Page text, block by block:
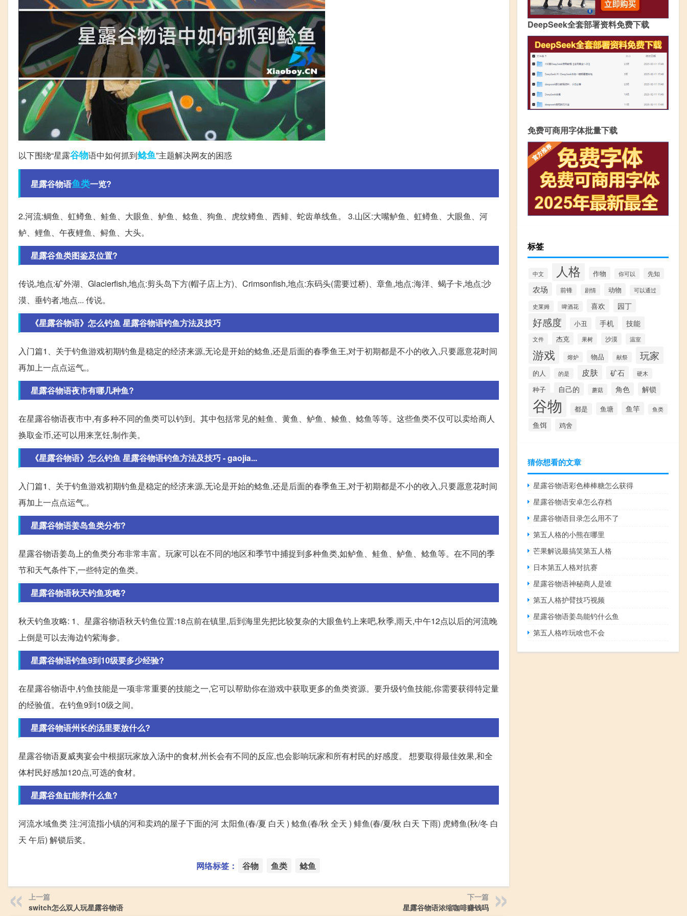
以下围绕“星露谷物语中如何抓到鲶鱼”主题解决网友的困惑
星露谷物语鱼类一览?
2.河流:鲷鱼、虹鳟鱼、鲑鱼、大眼鱼、鲈鱼、鲶鱼、狗鱼、虎纹鳟鱼、西鲱、蛇齿单线鱼。 3.山区:大嘴鲈鱼、虹鳟鱼、大眼鱼、河
鲈、鲤鱼、午夜鲤鱼、鲟鱼、大头。
星露谷鱼类图鉴及位置?
传说,地点:矿外湖、Glacierfish,地点:剪头岛下方(帽子店上方)、Crimsonfish,地点:东码头(需要过桥)、章鱼,地点:海洋、蝎子卡,地点:沙
漠、垂钓者,地点... 传说。
《星露谷物语》怎么钓鱼 星露谷物语钓鱼方法及技巧
入门篇1、关于钓鱼游戏初期钓鱼是稳定的经济来源,无论是开始的鲶鱼,还是后面的春季鱼王,对于初期都是不小的收入,只要愿意花时间
再加上一点点运气,。
星露谷物语夜市有哪几种鱼?
在星露谷物语夜市中,有多种不同的鱼类可以钓到。其中包括常见的鲑鱼、黄鱼、鲈鱼、鲮鱼、鲶鱼等等。这些鱼类不仅可以卖给商人
换取金币,还可以用来烹饪,制作美。
《星露谷物语》怎么钓鱼 星露谷物语钓鱼方法及技巧 - gaojia...
入门篇1、关于钓鱼游戏初期钓鱼是稳定的经济来源,无论是开始的鲶鱼,还是后面的春季鱼王,对于初期都是不小的收入,只要愿意花时间
再加上一点点运气,。
星露谷物语姜岛鱼类分布?
星露谷物语姜岛上的鱼类分布非常丰富。玩家可以在不同的地区和季节中捕捉到多种鱼类,如鲈鱼、鲑鱼、鲈鱼、鲶鱼等。在不同的季
节和天气条件下,一些特定的鱼类。
星露谷物语秋天钓鱼攻略?
秋天钓鱼攻略: 1、星露谷物语秋天钓鱼位置:18点前在镇里,后到海里先把比较复杂的大眼鱼钓上来吧,秋季,雨天,中午12点以后的河流晚
上倒是可以去海边钓紫海参。
星露谷物语钓鱼9到10级要多少经验?
在星露谷物语中,钓鱼技能是一项非常重要的技能之一,它可以帮助你在游戏中获取更多的鱼类资源。要升级钓鱼技能,你需要获得特定量
的经验值。在钓鱼9到10级之间。
星露谷物语州长的汤里要放什么?
星露谷物语夏威夷宴会中根据玩家放入汤中的食材,州长会有不同的反应,也会影响玩家和所有村民的好感度。 想要取得最佳效果,和全
体村民好感加120点,可选的食材。
星露谷鱼缸能养什么鱼?
河流水域鱼类 注:河流指小镇的河和卖鸡的屋子下面的河 太阳鱼(春/夏 白天 ) 鲶鱼(春/秋 全天 ) 鲱鱼(春/夏/秋 白天 下雨) 虎鳟鱼(秋/冬 白
天 午后) 解锁后奖。
网络标签： 谷物 鱼类 鲶鱼
上一篇
switch怎么双人玩星露谷物语
下一篇
星露谷物语浓缩咖啡赚钱吗
DeepSeek全套部署资料免费下载
免费可商用字体批量下载
标签
中文 人格 作物 你可以 先知
农场 前锋 剧情 动物 可以通过
史莱姆 啤酒花 喜欢 园丁
好感度 小丑 手机 技能
文件 杰克 果树 沙漠 温室
游戏 熔炉 物品 献祭 玩家
的人 的是 皮肤 矿石 硬木
种子 自己的 蘑菇 角色 解锁
谷物 都是 鱼塘 鱼竿 鱼类
鱼饵 鸡舍
猜你想看的文章
星露谷物语彩色棒棒糖怎么获得
星露谷物语安卓怎么存档
星露谷物语目录怎么用不了
第五人格的小熊在哪里
芒果解说最搞笑第五人格
日本第五人格对抗赛
星露谷物语神秘商人是谁
第五人格护臂技巧视频
星露谷物语姜岛能钓什么鱼
第五人格咋玩啥也不会